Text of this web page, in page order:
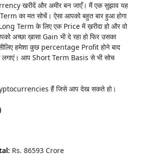
खरीदें और अमीर बन जाएँ। मैं एक सुझाव यह
का मत सोचें। ऐसा आपको बहुत बार हुआ होगा
Long Term के लिए एक Price में ख़रीदा हो और वो
अच्छा ख़ासा Gain भी दे रहा हो फिर उसका
हमेशा कुछ percentage Profit होने बाद
आप Short Term Basis से भी सोच
हैं जिसे आप देख सकते हो।
Rs. 86593 Crore